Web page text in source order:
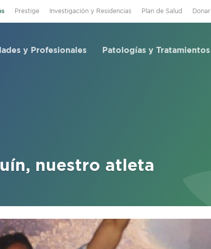
Prestige Investigación y Residencias Plan de Salud Donar
y Profesionales Patologías y Tratamientos
nuestro atleta